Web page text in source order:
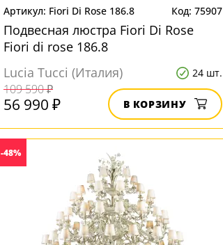
Fiori Di Rose 186.8 75907
Подвесная люстра Fiori Di Rose
Fiori di rose 186.8
Lucia Tucci (Италия)
24 шт.
109 590 ₽
56 990 ₽ В КОРЗИНУ
-48%